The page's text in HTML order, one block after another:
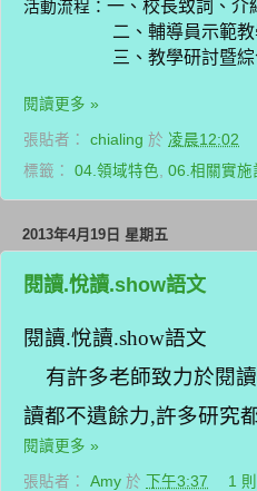
活動流程： 一、校長致詞、介
二、輔導員示範教
三、教學研討暨
閱讀更多 »
張貼者： chialing 於 凌晨12:02
標籤： 04.領域特色 06.相關實施
2013年4月19日 星期五
閱讀.悅讀.show語文
閱讀.悅讀.show語文
有許多老師致力於閱
讀都不遺餘力,許多研究
閱讀更多 »
張貼者： Amy 於 下午3:37
1